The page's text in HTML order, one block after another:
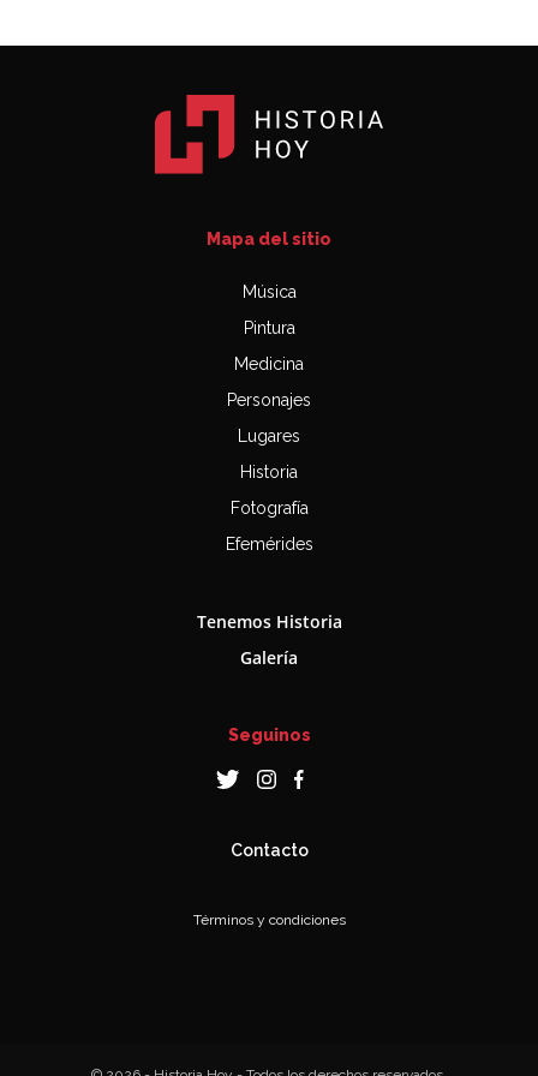
Mapa del sitio
Música
Pintura
Medicina
Personajes
Lugares
Historia
Fotografía
Efemérides
Tenemos Historia
Galería
Seguinos
Contacto
Términos y condiciones